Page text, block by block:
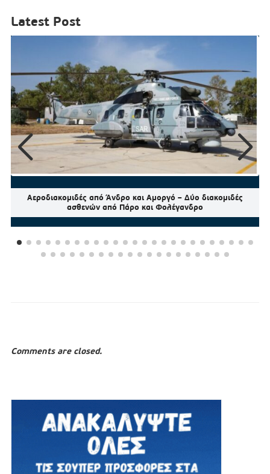
Latest Post
Αεροδιακομιδές από Άνδρο και Αμοργό – Δύο διακομιδές
ασθενών από Πάρο και Φολέγανδρο
Comments are closed.